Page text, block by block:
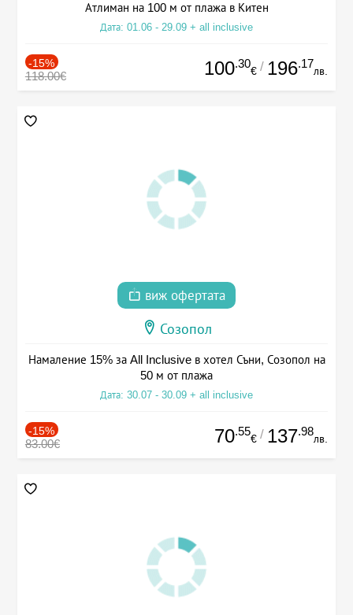
Атлиман на 100 м от плажа в Китен
Дата: 01.06 - 29.09 + all inclusive
-15%
118.00€ 100.30
€ / 196.17
лв.
виж офертата
Созопол
Намаление 15% за All Inclusive в хотел Съни, Созопол на
50 м от плажа
Дата: 30.07 - 30.09 + all inclusive
-15%
83.00€ 70.55
€ / 137.98
лв.